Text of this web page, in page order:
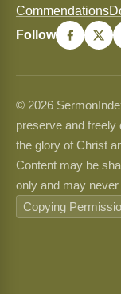
Commendations
Follow
© 2026
preserve and
the glory of Christ
Content may be
only and may
Copying